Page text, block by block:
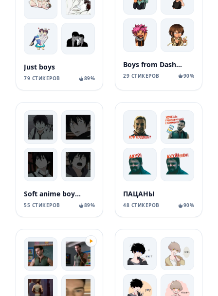
Just boys
79 СТИКЕРОВ 89%
Boys from Dashinasik
29 СТИКЕРОВ 90%
Soft anime boys(Or not
55 СТИКЕРОВ 89%
ПАЦАНЫ
48 СТИКЕРОВ 90%